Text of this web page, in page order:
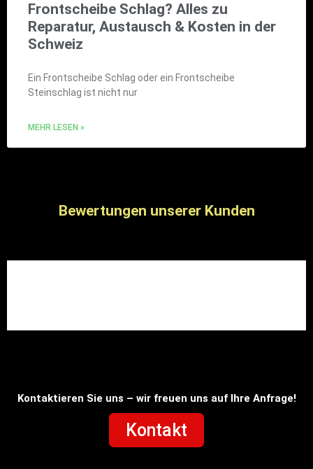
Frontscheibe Schlag? Alles zu
Reparatur, Austausch & Kosten in der
Schweiz
Ein Frontscheibe Schlag oder ein Frontscheibe
Steinschlag ist nicht nur
MEHR LESEN »
Bewertungen unserer Kunden
Kontaktieren Sie uns – wir freuen uns auf Ihre Anfrage!
Kontakt